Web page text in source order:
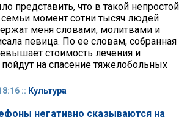
представить, что в такой непростой
момент сотни тысяч людей
меня словами, молитвами и
певица. По ее словам, собранная
стоимость лечения и
на спасение тяжелобольных
:: Культура
негативно сказываются на